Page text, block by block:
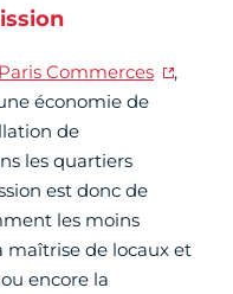
Commerces
,
économie de
de
les quartiers
est donc de
les moins
maîtrise de locaux et
encore la